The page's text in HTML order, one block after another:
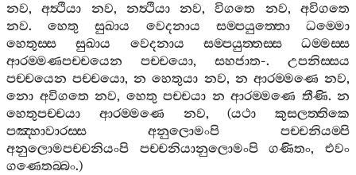
නව,අත්‍ථියා නව, නත්‍ථියා නව,විගතෙ නව,අවිගතෙ
නව.හෙතු සුඛාය වෙදනාය සම‍්පයුත‍්තො
ධම‍්මො
හෙතුස‍්ස
සුඛාය වෙදනාය සම‍්පයුත‍්තස‍්ස
ධම‍්මස‍්ස
ආරම‍්මණපච‍්චයෙන
පච‍්චයො, සහජාත-. උපනිස‍්සය
පච‍්චයෙන පච‍්චයො,න හෙතුයා නව, න ආරම‍්මණෙ නව,
නො අවිගතෙ නව, හෙතු පච‍්චයා න ආරම‍්මණෙ තීණි. න
හෙතුපච‍්චයා
ආරම‍්මණෙ නව, (යථා
කුසලත‍්තිකෙ
පඤ‍්හාවාරස‍්ස
අනුලොමංපි
පච‍්චනියම‍්පි
අනුලොමපච‍්චනියංපි
පච‍්චනියානුලොමංපි ගණිතං,එවං
ගණෙතබ‍්බං.)